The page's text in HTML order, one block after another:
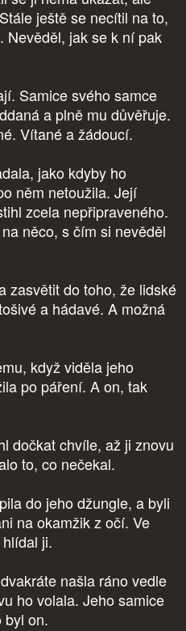
ještě se necítil na to,
Nevěděl, jak se k ní pak
Samice svého samce
a plně mu důvěřuje.
Vítané a žádoucí.
jako kdyby ho
něm netoužila. Její
zcela nepřipraveného.
něco, s čím si nevěděl
zasvětit do toho, že lidské
a hádavé. A možná
když viděla jeho
po páření. A on, tak
dočkat chvíle, až ji znovu
to, co nečekal.
do jeho džungle, a byli
na okamžik z očí. Ve
ji.
našla ráno vedle
ho volala. Jeho samice
byl on.